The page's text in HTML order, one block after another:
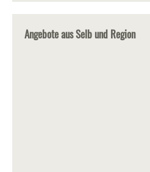
Angebote aus Selb und Region